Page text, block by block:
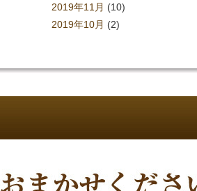
2019年11月 (10)
2019年10月 (2)